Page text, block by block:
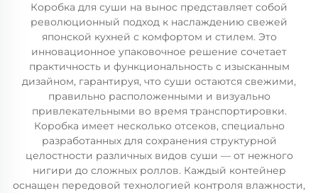
Коробка для суши на вынос представляет собой
революционный подход к наслаждению свежей
японской кухней с комфортом и стилем. Это
инновационное упаковочное решение сочетает
практичность и функциональность с изысканным
дизайном, гарантируя, что суши остаются свежими,
правильно расположенными и визуально
привлекательными во время транспортировки.
Коробка имеет несколько отсеков, специально
разработанных для сохранения структурной
целостности различных видов суши — от нежного
нигири до сложных роллов. Каждый контейнер
оснащен передовой технологией контроля влажности,